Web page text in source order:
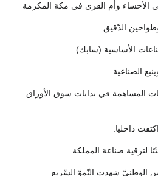
الأحساء وأم القرى في مكة المكرمة
الدّقيق
الأساسية (سابك).
الصناعية.
المساهمة في بدايات سوق الأوراق
داخليا.
لترقية صناعة المملكة.
الوطنيّ شهدت النّموّ السّريع.